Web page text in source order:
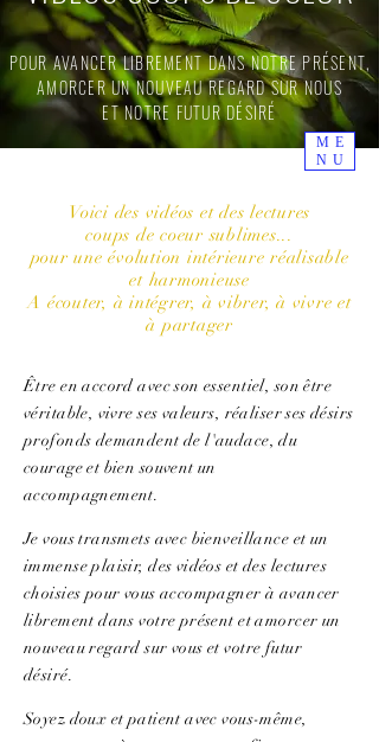
ME
NU
MARIE ANDRIEUTAROT, ORACLE ET BIEN PLUS...
Pour un supplément d'Âme partagé
Déposez
votre avis
ici
POUR AVANCER LIBREMENT DANS NOTRE PRÉSENT,
AMORCER UN NOUVEAU REGARD SUR NOUS
ET NOTRE FUTUR DÉSIRÉ
Voici des vidéos et des lectures
coups de coeur sublimes...
pour une évolution intérieure réalisable
et harmonieuse
A écouter, à intégrer, à vibrer, à vivre et
à partager
Être en accord avec son essentiel, son être
véritable, vivre ses valeurs, réaliser ses désirs
profonds demandent de l'audace, du
courage et bien souvent un
accompagnement.
Je vous transmets avec bienveillance et un
immense plaisir, des vidéos et des lectures
choisies pour vous accompagner à avancer
librement dans votre présent et amorcer un
nouveau regard sur vous et votre futur
désiré.
Soyez doux et patient avec vous-même,